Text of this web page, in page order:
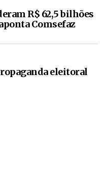
R$ 62,5 bilhões
Comsefaz
eleitoral